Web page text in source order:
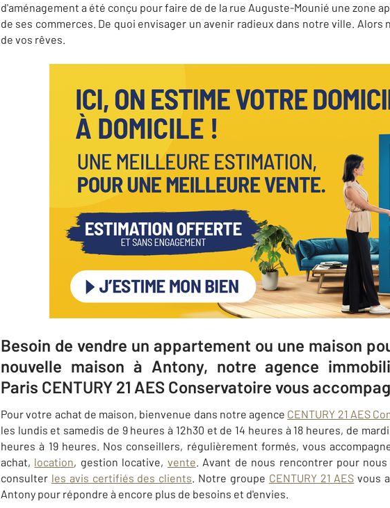
d'aménagement a été conçu pour faire de de la rue Auguste-Mounié une zone
de ses commerces. De quoi envisager un avenir radieux dans notre ville.
de vos rêves.
Besoin de vendre un appartement ou une maison
nouvelle maison à Antony, notre agence
Paris CENTURY 21 AES Conservatoire vous
Pour votre achat de maison, bienvenue dans notre agence CENTURY 21 AES
les lundis et samedis de 9 heures à 12h30 et de 14 heures à 18 heures, de
heures à 19 heures. Nos conseillers, régulièrement formés, vous
achat, location, gestion locative, vente. Avant de nous rencontrer pour
consulter les avis certifiés des clients. Notre groupe CENTURY 21 AES vous
Antony pour répondre à encore plus de besoins et d'envies.